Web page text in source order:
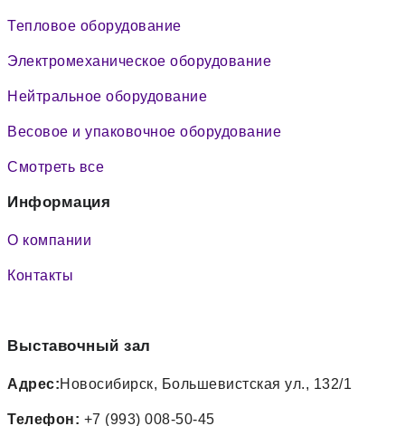
Тепловое оборудование
Электромеханическое оборудование
Нейтральное оборудование
Весовое и упаковочное оборудование
Смотреть все
Информация
О компании
Контакты
Выставочный зал
Адрес:Новосибирск, Большевистская ул., 132/1
Телефон: +7 (993) 008-50-45